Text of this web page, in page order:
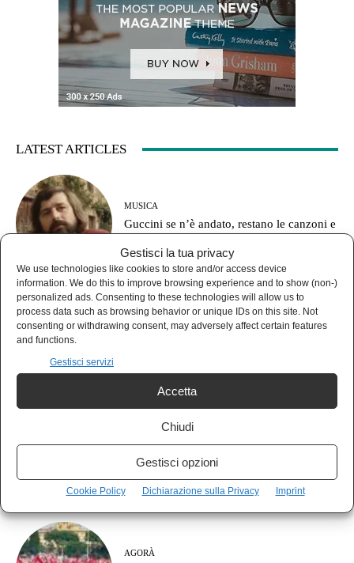
Gestisci la tua privacy
We use technologies like cookies to store and/or access device
information. We do this to improve browsing experience and to show (non-)
personalized ads. Consenting to these technologies will allow us to
process data such as browsing behavior or unique IDs on this site. Not
consenting or withdrawing consent, may adversely affect certain features
and functions.
Gestisci servizi
Accetta
Chiudi
Gestisci opzioni
Cookie Policy Dichiarazione sulla Privacy Imprint
LATEST ARTICLES
MUSICA
Guccini se n’è andato, restano le canzoni e
le domande senza risposta
Vannacci, il patriota che ha combattuto
sempre per Washington
AGORÀ